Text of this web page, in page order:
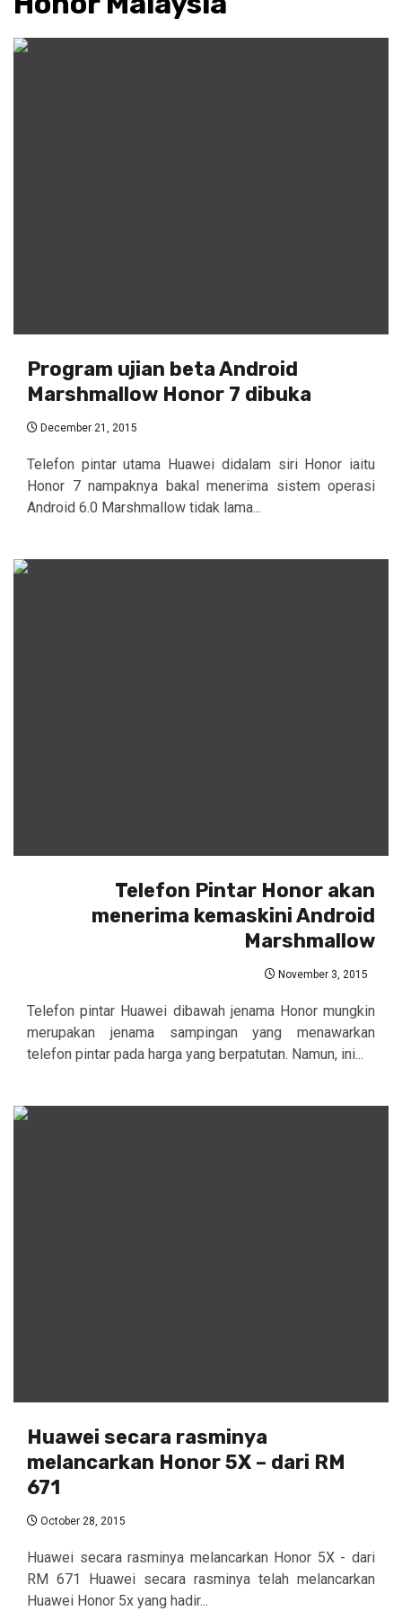
Program ujian beta Android
Marshmallow Honor 7 dibuka
December 21, 2015
Telefon pintar utama Huawei didalam siri Honor iaitu
Honor 7 nampaknya bakal menerima sistem operasi
Android 6.0 Marshmallow tidak lama...
Telefon Pintar Honor akan
menerima kemaskini Android
Marshmallow
November 3, 2015
Telefon pintar Huawei dibawah jenama Honor mungkin
merupakan jenama sampingan yang menawarkan
telefon pintar pada harga yang berpatutan. Namun, ini...
Huawei secara rasminya
melancarkan Honor 5X – dari RM
671
October 28, 2015
Huawei secara rasminya melancarkan Honor 5X - dari
RM 671 Huawei secara rasminya telah melancarkan
Huawei Honor 5x yang hadir...